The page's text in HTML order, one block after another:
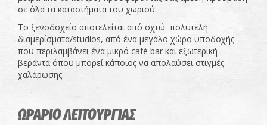
σε όλα τα καταστήματα του χωριού.
Το ξενοδοχείο αποτελείται από οχτώ πολυτελή
διαμερίσματα/studios, από ένα μεγάλο χώρο υποδοχής
που περιλαμβάνει ένα μικρό café bar και εξωτερική
βεράντα όπου μπορεί κάποιος να απολαύσει στιγμές
χαλάρωσης.
ΩΡΑΡΙΟ ΛΕΙΤΟΥΡΓΙΑΣ